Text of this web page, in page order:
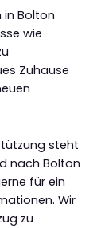
in Bolton
wie
Zuhause
steht
nach Bolton
für ein
Wir
zu